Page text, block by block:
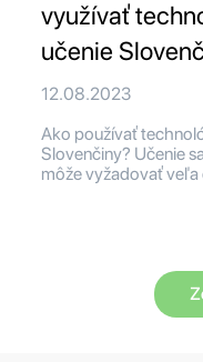
využívať
učenie
12.08.2023
Ako používať
Slovenčiny? Učenie
môže vyžadovať